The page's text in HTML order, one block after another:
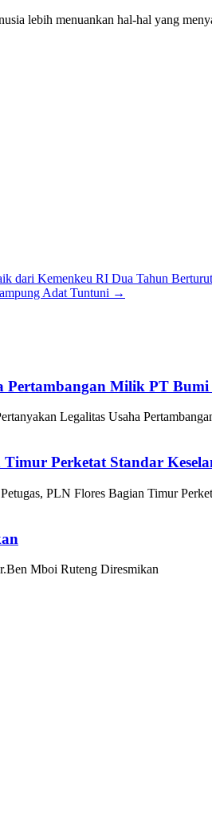
lebih menuankan hal-hal yang
dari Kemenkeu RI Dua Tahun
Adat Tuntuni →
Pertambangan Milik PT
Legalitas Usaha
Timur Perketat Standar
PLN Flores Bagian Timur
Mboi Ruteng Diresmikan